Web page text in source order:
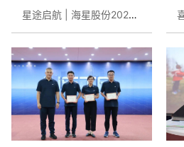
星途启航 | 海星股份2024届管培生入职培训精彩纷呈